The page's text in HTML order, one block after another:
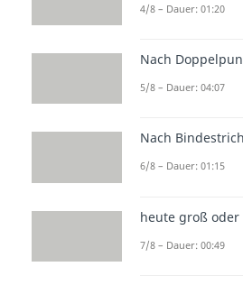
4/8 – Dauer: 01:20
Nach
5/8 – Dauer: 04:07
Nach
6/8 – Dauer: 01:15
heute groß oder
7/8 – Dauer: 00:49